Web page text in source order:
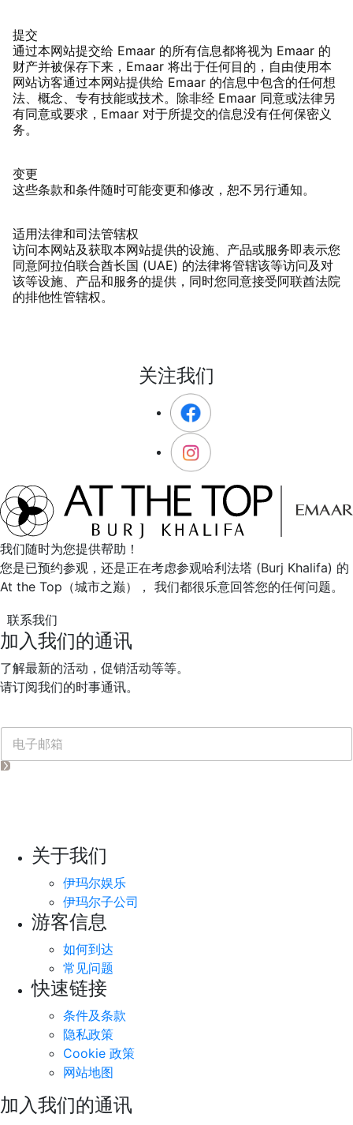
提交
通过本网站提交给 Emaar 的所有信息都将视为 Emaar 的
财产并被保存下来，Emaar 将出于任何目的，自由使用本
网站访客通过本网站提供给 Emaar 的信息中包含的任何想
法、概念、专有技能或技术。除非经 Emaar 同意或法律另
有同意或要求，Emaar 对于所提交的信息没有任何保密义
务。
变更
这些条款和条件随时可能变更和修改，恕不另行通知。
适用法律和司法管辖权
访问本网站及获取本网站提供的设施、产品或服务即表示您
同意阿拉伯联合酋长国 (UAE) 的法律将管辖该等访问及对
该等设施、产品和服务的提供，同时您同意接受阿联酋法院
的排他性管辖权。
关注我们
我们随时为您提供帮助！
您是已预约参观，还是正在考虑参观哈利法塔 (Burj Khalifa) 的
At the Top（城市之巅）， 我们都很乐意回答您的任何问题。
联系我们
加入我们的通讯
了解最新的活动，促销活动等等。
请订阅我们的时事通讯。
关于我们
伊玛尔娱乐
伊玛尔子公司
游客信息
如何到达
常见问题
快速链接
条件及条款
隐私政策
Cookie 政策
网站地图
加入我们的通讯